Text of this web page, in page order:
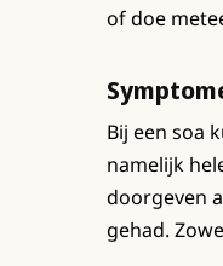
of doe
Bij een soa
namelijk
doorgeven
gehad.